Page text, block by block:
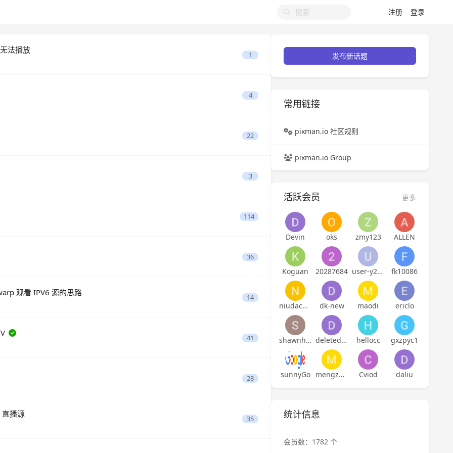
注册 登录
法播放 1
4
22
3
114
36
观看 IPV6 源的思路 14
41
28
播源 35
发布新话题
常用链接
pixman.io 社区规则
pixman.io Group
活跃会员 更多
Devin oks zmy123 ALLEN
Koguan 20287684 user-y21atckpbaddn7 fk10086
niudachun dk-new maodi ericlo
shawnhuangyh deletedaccount hellocc gxzpyc1
sunnyGo mengzehe Cviod daliu
统计信息
会员数：1782 个